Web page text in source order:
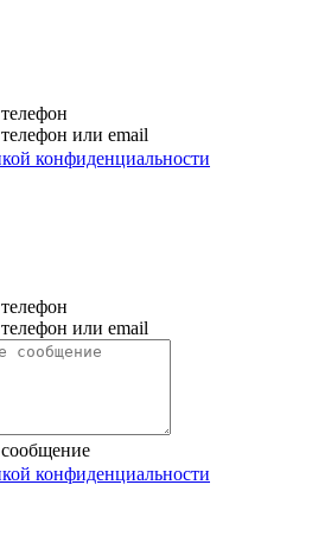
или email
конфиденциальности
или email
конфиденциальности